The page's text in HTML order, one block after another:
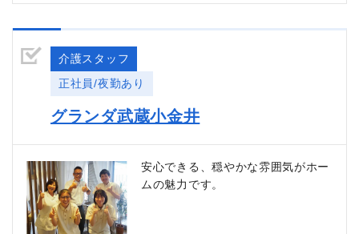
介護スタッフ
正社員/夜勤あり
グランダ武蔵小金井
安心できる、穏やかな雰囲気がホー
ムの魅力です。